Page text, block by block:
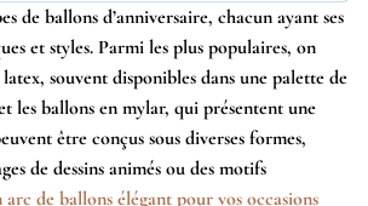
de ballons d’anniversaire, chacun ayant ses
et styles. Parmi les plus populaires, on
souvent disponibles dans une palette de
les ballons en mylar, qui présentent une
être conçus sous diverses formes,
de dessins animés ou des motifs
arc de ballons élégant pour vos occasions